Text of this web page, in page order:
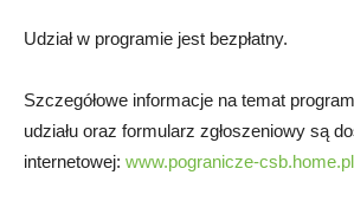
Udział w programie jest bezpłatny.
Szczegółowe informacje na temat
udziału oraz formularz zgłoszeniowy są
internetowej: www.pogranicze-csb.home.pl